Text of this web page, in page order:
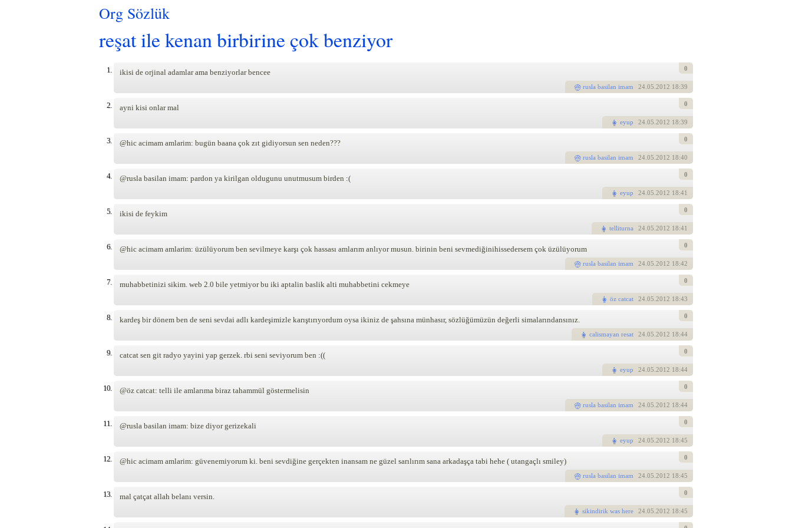
Org Sözlük
reşat ile kenan birbirine çok benziyor
1. ikisi de orjinal adamlar ama benziyorlar bencee
rusla basilan imam 24 .05.2012 18:39
0
2. ayni kisi onlar mal
eyup 24 .05.2012 18:39
0
3. @hic acimam amlarim: bugün baana çok zıt gidiyorsun sen neden???
rusla basilan imam 24 .05.2012 18:40
0
4. @rusla basilan imam: pardon ya kirilgan oldugunu unutmusum birden :(
eyup 24 .05.2012 18:41
0
5. ikisi de feykim
telliturna 24 .05.2012 18:41
0
6. @hic acimam amlarim: üzülüyorum ben sevilmeye karşı çok hassası amlarım anlıyor musun. birinin beni sevmediğinihissedersem çok üzülüyorum
rusla basilan imam 24 .05.2012 18:42
0
7. muhabbetinizi sikim. web 2.0 bile yetmiyor bu iki aptalin baslik alti muhabbetini cekmeye
öz catcat 24 .05.2012 18:43
0
8. kardeş bir dönem ben de seni sevdai adlı kardeşimizle karıştırıyordum oysa ikiniz de şahsına münhasır, sözlüğümüzün değerli simalarındansınız.
calismayan resat 24 .05.2012 18:44
0
9. catcat sen git radyo yayini yap gerzek. rbi seni seviyorum ben :((
eyup 24 .05.2012 18:44
0
10. @öz catcat: telli ile amlarıma biraz tahammül göstermelisin
rusla basilan imam 24 .05.2012 18:44
0
11. @rusla basilan imam: bize diyor gerizekali
eyup 24 .05.2012 18:45
0
12. @hic acimam amlarim: güvenemiyorum ki. beni sevdiğine gerçekten inansam ne güzel sarılırım sana arkadaşça tabi hehe ( utangaçlı smiley)
rusla basilan imam 24 .05.2012 18:45
0
13. mal çatçat allah belanı versin.
sikindirik was here 24 .05.2012 18:45
0